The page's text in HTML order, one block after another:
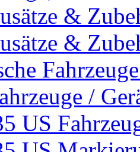
&
&
/
US